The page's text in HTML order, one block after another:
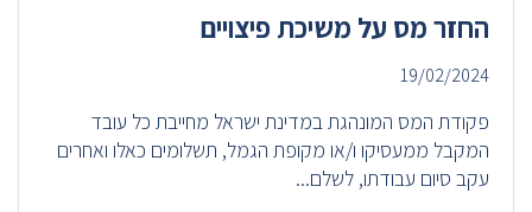
החזר מס על משיכת פיצויים
19/02/2024
פקודת המס המונהגת במדינת ישראל מחייבת כל עובד
המקבל ממעסיקו ו/או מקופת הגמל, תשלומים כאלו ואחרים
עקב סיום עבודתו, לשלם...